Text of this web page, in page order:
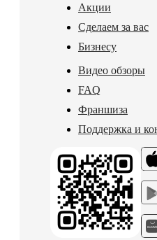
Акции
Сделаем за вас
Бизнесу
Видео обзоры
FAQ
Франшиза
Поддержка и